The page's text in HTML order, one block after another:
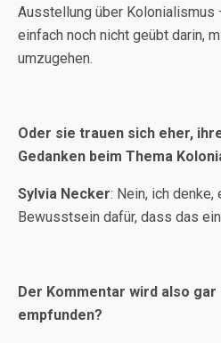
Ausstellung über Kolonialismus
einfach noch nicht geübt darin,
umzugehen.
Oder sie trauen sich eher,
Gedanken beim Thema
Sylvia Necker: Nein, ich
Bewusstsein dafür, dass das
Der Kommentar wird also
empfunden?